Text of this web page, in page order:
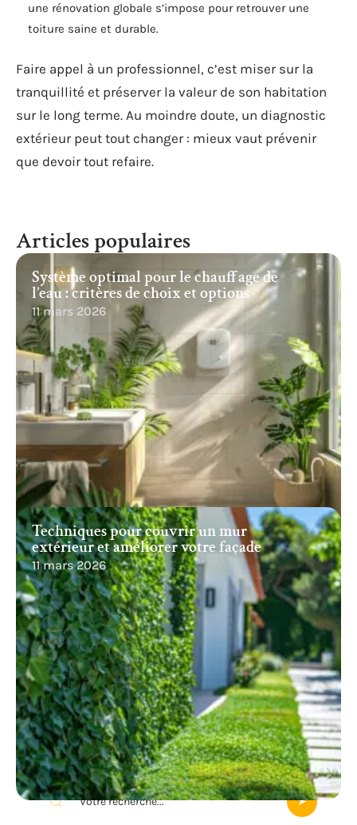
une rénovation globale s’impose pour retrouver une
toiture saine et durable.
Faire appel à un professionnel, c’est miser sur la
tranquillité et préserver la valeur de son habitation
sur le long terme. Au moindre doute, un diagnostic
extérieur peut tout changer : mieux vaut prévenir
que devoir tout refaire.
Articles populaires
Système optimal pour le chauffage de
l’eau : critères de choix et options
11 mars 2026
Techniques pour couvrir un mur
extérieur et améliorer votre façade
11 mars 2026
Recherche